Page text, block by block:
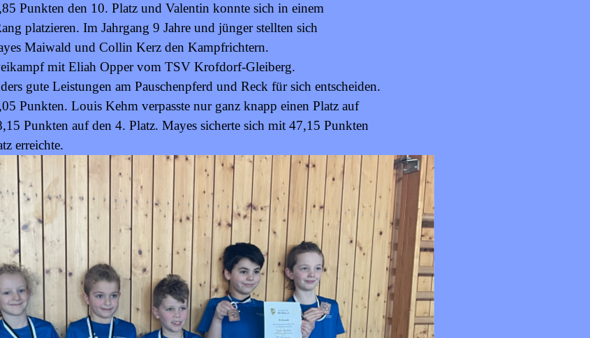
Punkten den 10. Platz und Valentin konnte sich in einem
platzieren. Im Jahrgang 9 Jahre und jünger stellten sich
Maiwald und Collin Kerz den Kampfrichtern.
mit Eliah Opper vom TSV Krofdorf-Gleiberg.
gute Leistungen am Pauschenpferd und Reck für sich entscheiden.
Punkten. Louis Kehm verpasste nur ganz knapp einen Platz auf
Punkten auf den 4. Platz. Mayes sicherte sich mit 47,15 Punkten
erreichte.